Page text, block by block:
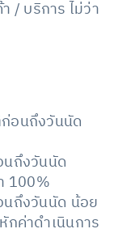
/ บริการ ไม่ว่า
อนถึงวันนัด
ถึงวันนัด
100%
ถึงวันนัด น้อย
ค่าดำเนินการ